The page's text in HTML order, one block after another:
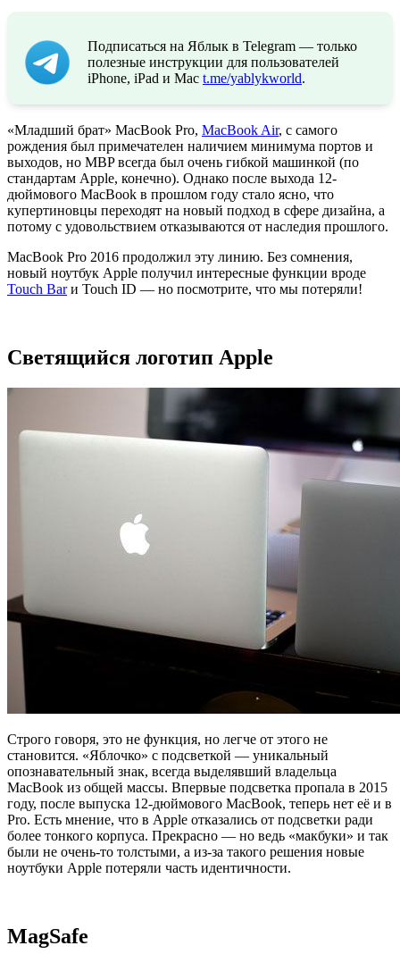
Подписаться на Яблык в Telegram — только
полезные инструкции для пользователей
iPhone, iPad и Mac t.me/yablykworld.
«Младший брат» MacBook Pro, MacBook Air, с самого
рождения был примечателен наличием минимума портов и
выходов, но MBP всегда был очень гибкой машинкой (по
стандартам Apple, конечно). Однако после выхода 12-
дюймового MacBook в прошлом году стало ясно, что
купертиновцы переходят на новый подход в сфере дизайна, а
потому с удовольствием отказываются от наследия прошлого.
MacBook Pro 2016 продолжил эту линию. Без сомнения,
новый ноутбук Apple получил интересные функции вроде
Touch Barи Touch ID — но посмотрите, что мы потеряли!
Светящийся логотип Apple
Строго говоря, это не функция, но легче от этого не
становится. «Яблочко» с подсветкой — уникальный
опознавательный знак, всегда выделявший владельца
MacBook из общей массы. Впервые подсветка пропала в 2015
году, после выпуска 12-дюймового MacBook, теперь нет её и в
Pro. Есть мнение, что в Apple отказались от подсветки ради
более тонкого корпуса. Прекрасно — но ведь «макбуки» и так
были не очень-то толстыми, а из-за такого решения новые
ноутбуки Apple потеряли часть идентичности.
MagSafe